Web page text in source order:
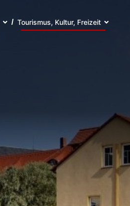
Tourismus, Kultur, Freizeit